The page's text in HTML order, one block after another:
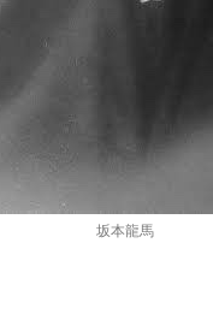
坂本龍馬